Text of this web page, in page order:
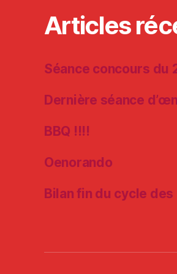
Articles
Séance concours du
Dernière séance
BBQ !!!!
Oenorando
Bilan fin du cycle